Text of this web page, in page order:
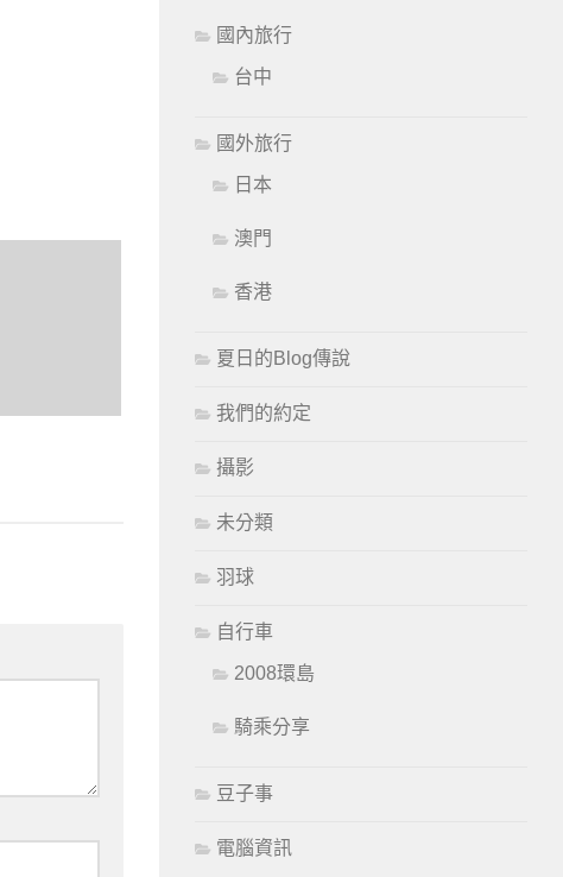
國內旅行
台中
國外旅行
日本
澳門
香港
夏日的Blog傳說
我們的約定
攝影
未分類
羽球
自行車
2008環島
騎乘分享
豆子事
電腦資訊